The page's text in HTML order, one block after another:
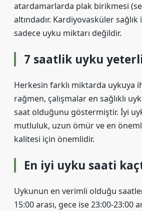
atardamarlarda plak birikmesi
altındadır. Kardiyovasküler
sadece uyku miktarı değildir.
7 saatlik uyku
Herkesin farklı miktarda uykuya
rağmen, çalışmalar en sağlıklı
saat olduğunu göstermiştir. İyi
mutluluk, uzun ömür ve en
kalitesi için önemlidir.
En iyi uyku saati
Uykunun en verimli olduğu
15:00 arası, gece ise 23:00-23:00